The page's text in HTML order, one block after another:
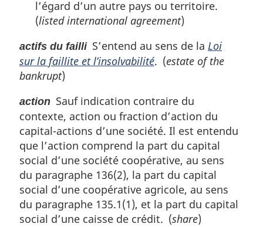
l’égard d’un autre pays ou territoire.
(listed international agreement)
actifs du failliS’entend au sens de la Loi
sur la faillite et l’insolvabilité. (estate of the
bankrupt)
action Sauf indication contraire du
contexte, action ou fraction d’action du
capital-actions d’une société. Il est entendu
que l’action comprend la part du capital
social d’une société coopérative, au sens
du paragraphe 136(2), la part du capital
social d’une coopérative agricole, au sens
du paragraphe 135.1(1), et la part du capital
social d’une caisse de crédit. (share)